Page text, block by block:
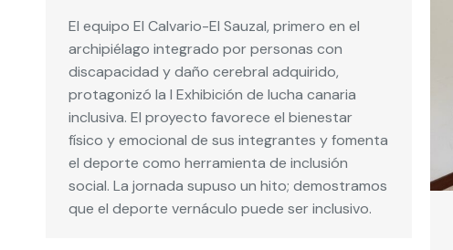
El equipo El Calvario-El Sauzal, primero en el
archipiélago integrado por personas con
discapacidad y daño cerebral adquirido,
protagonizó la I Exhibición de lucha canaria
inclusiva. El proyecto favorece el bienestar
físico y emocional de sus integrantes y fomenta
el deporte como herramienta de inclusión
social. La jornada supuso un hito; demostramos
que el deporte vernáculo puede ser inclusivo.